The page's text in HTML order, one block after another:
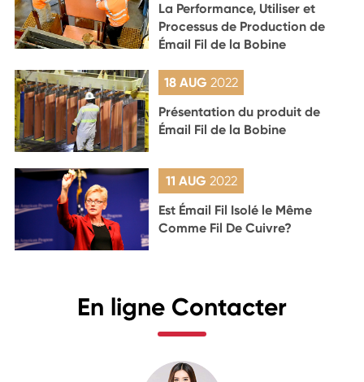
La Performance, Utiliser et
Processus de Production de
Émail Fil de la Bobine
18 AUG2022
Présentation du produit de
Émail Fil de la Bobine
11 AUG 2022
Est Émail Fil Isolé le Même
Comme Fil De Cuivre?
En ligne Contacter